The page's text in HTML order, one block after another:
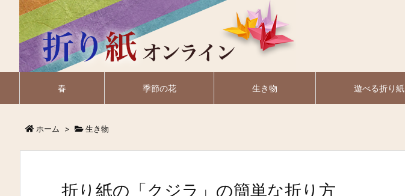
春 季節の花 生き物 遊べる折り紙
ホーム > 生き物
折り紙の「クジラ」の簡単な折り方